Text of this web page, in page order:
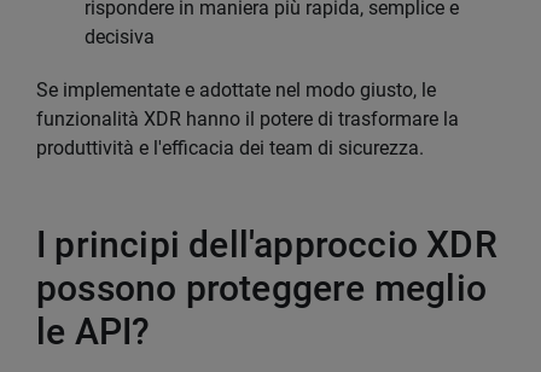
rispondere in maniera più rapida, semplice e
decisiva
Se implementate e adottate nel modo giusto, le
funzionalità XDR hanno il potere di trasformare la
produttività e l'efficacia dei team di sicurezza.
I principi dell'approccio XDR
possono proteggere meglio
le API?